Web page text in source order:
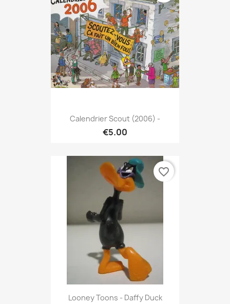
Calendrier Scout (2006) -
€5.00
Looney Toons - Daffy Duck
favorite_border